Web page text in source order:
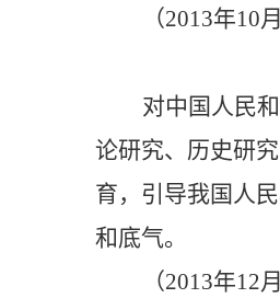
（2013年10
对中国人民
论研究、历史研
育，引导我国人
和底气。
（2013年12